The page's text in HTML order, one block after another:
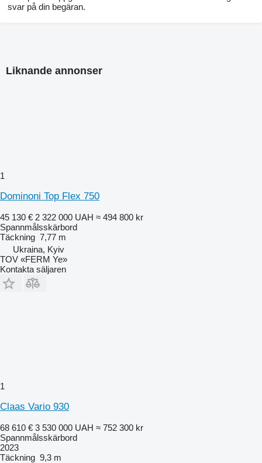
svar på din begäran.
Liknande annonser
1
Dominoni Top Flex 750
45 130 € 2 322 000 UAH ≈ 494 800 kr
Spannmålsskärbord
Täckning 7,77 m
Ukraina, Kyiv
TOV «FERM Ye»
Kontakta säljaren
1
Claas Vario 930
68 610 € 3 530 000 UAH ≈ 752 300 kr
Spannmålsskärbord
2023
Täckning 9,3 m